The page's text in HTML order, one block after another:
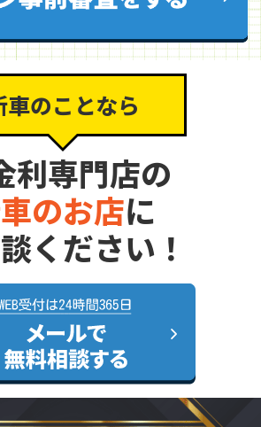
車のことなら
利専門店の
のお店に
ください！